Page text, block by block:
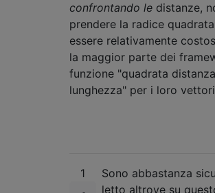
confrontando le distanze,
prendere la radice
essere relativamente
la maggior parte dei
funzione "quadrata
lunghezza" per i loro
1
Sono abbastanza
letto altrove su